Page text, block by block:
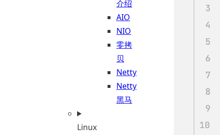
介绍
AIO
NIO
零拷
贝
Netty
Netty
黑马
Linux